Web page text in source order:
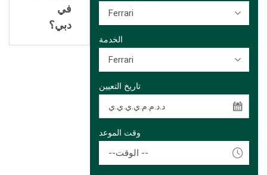
في
دبي؟
Ferrari
الخدمة
Ferrari
تاريخ التعيين
وقت الموعد
--الوقت --